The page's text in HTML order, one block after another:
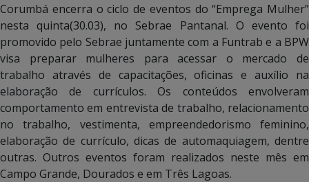
Corumbá encerra o ciclo de eventos do “Emprega Mulher”
nesta quinta(30.03), no Sebrae Pantanal. O evento foi
promovido pelo Sebrae juntamente com a Funtrab e a BPW
visa preparar mulheres para acessar o mercado de
trabalho através de capacitações, oficinas e auxílio na
elaboração de currículos. Os conteúdos envolveram
comportamento em entrevista de trabalho, relacionamento
no trabalho, vestimenta, empreendedorismo feminino,
elaboração de currículo, dicas de automaquiagem, dentre
outras. Outros eventos foram realizados neste mês em
Campo Grande, Dourados e em Três Lagoas.